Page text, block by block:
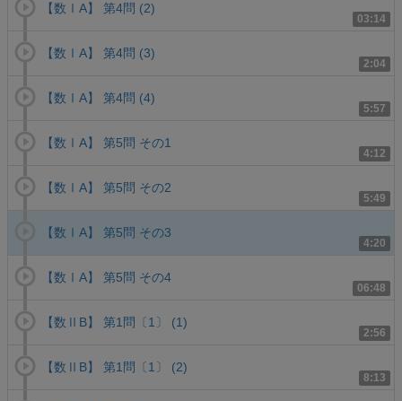
03:14
【数ⅠA】 第4問 (2)
2:04
【数ⅠA】 第4問 (3)
5:57
【数ⅠA】 第4問 (4)
4:12
【数ⅠA】 第5問 その1
5:49
【数ⅠA】 第5問 その2
4:20
【数ⅠA】 第5問 その3
06:48
【数ⅠA】 第5問 その4
2:56
【数ⅡB】 第1問〔1〕 (1)
8:13
【数ⅡB】 第1問〔1〕 (2)